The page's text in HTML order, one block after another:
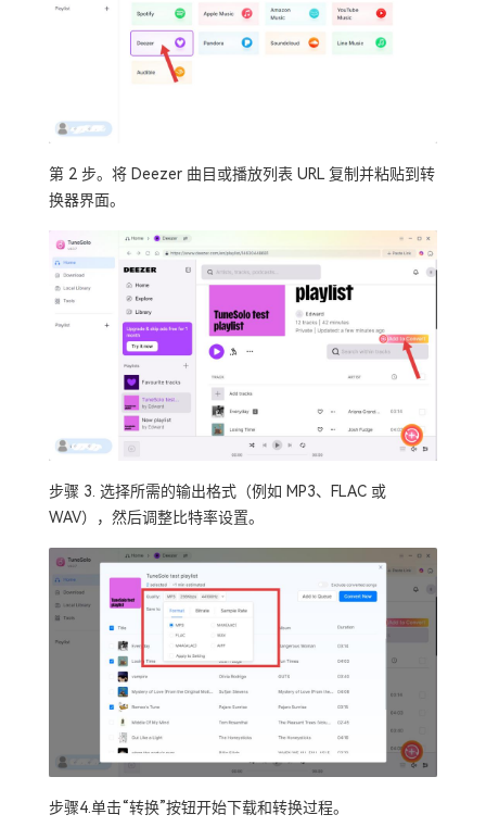
第 2 步。将 Deezer 曲目或播放列表 URL 复制并粘贴到转
换器界面。
步骤 3. 选择所需的输出格式（例如 MP3、FLAC 或
WAV），然后调整比特率设置。
步骤4.单击“转换”按钮开始下载和转换过程。